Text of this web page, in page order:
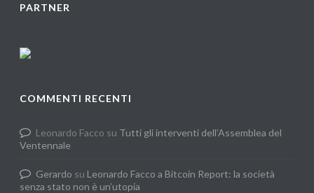
PARTNER
COMMENTI RECENTI
Leonardo Facco su Tutti gli interventi dell’Assemblea del
Ventennale
Gerardo su Leonardo Facco a Bitcoin Report: la società
senza stato non è un’utopia